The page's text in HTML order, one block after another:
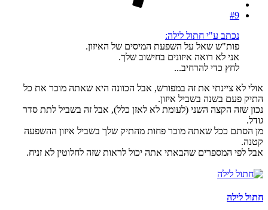
#9
נכתב ע"י חתול לילה:
פות"ש שאל על השפעת המיסים של האיזון.
אני לא רואה איזונים בחישוב שלך.
לחץ כדי להרחיב...
אולי לא ציינתי את זה במפורש, אבל הכוונה היא שאתה מוכר את כל
התיק פעם בשנה בשביל איזון.
נכון שזה הקצה השני (לעומת לא לאזן כלל), אבל זה בשביל לתת סדר
גודל.
מן הסתם ככל שאתה מוכר פחות מהתיק שלך בשביל איזון ההשפעה
קטנה.
אבל לפי המספרים שהבאתי אתה יכול לראות שזה לחלוטין לא זניח.
חתול לילה